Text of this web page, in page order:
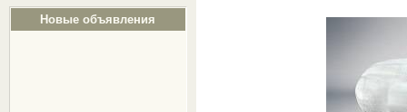
Новые объявления